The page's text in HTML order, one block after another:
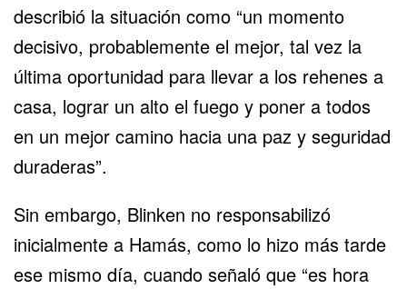
describió la situación como “un momento
decisivo, probablemente el mejor, tal vez la
última oportunidad para llevar a los rehenes a
casa, lograr un alto el fuego y poner a todos
en un mejor camino hacia una paz y seguridad
duraderas”.
Sin embargo, Blinken no responsabilizó
inicialmente a Hamás, como lo hizo más tarde
ese mismo día, cuando señaló que “es hora